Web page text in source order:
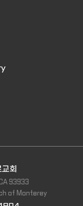
회
93933
of Monterey